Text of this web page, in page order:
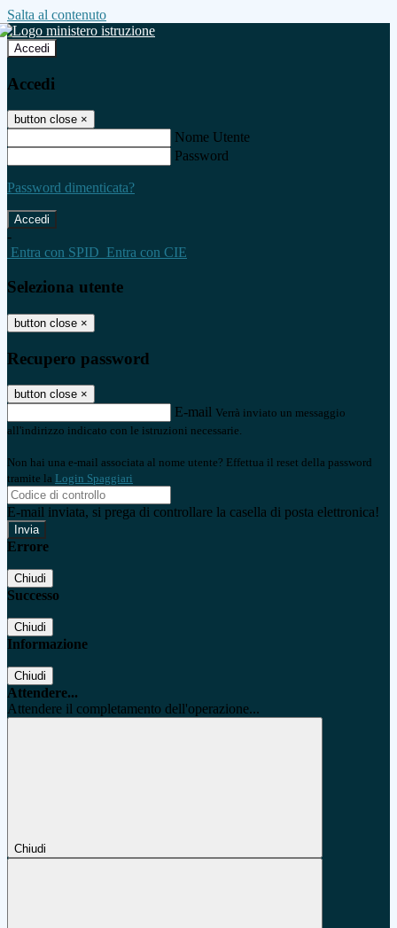
Salta al contenuto
Accedi
Accedi
button close ×
Nome Utente
Password
Password dimenticata?
-
Entra con SPID Entra con CIE
Seleziona utente
button close ×
Recupero password
button close ×
E-mail Verrà inviato un messaggio
all'indirizzo indicato con le istruzioni necessarie.
Non hai una e-mail associata al nome utente? Effettua il reset della password
tramite la Login Spaggiari
E-mail inviata, si prega di controllare la casella di posta elettronica!
Errore
Chiudi
Successo
Chiudi
Informazione
Chiudi
Attendere...
Attendere il completamento dell'operazione...
Chiudi